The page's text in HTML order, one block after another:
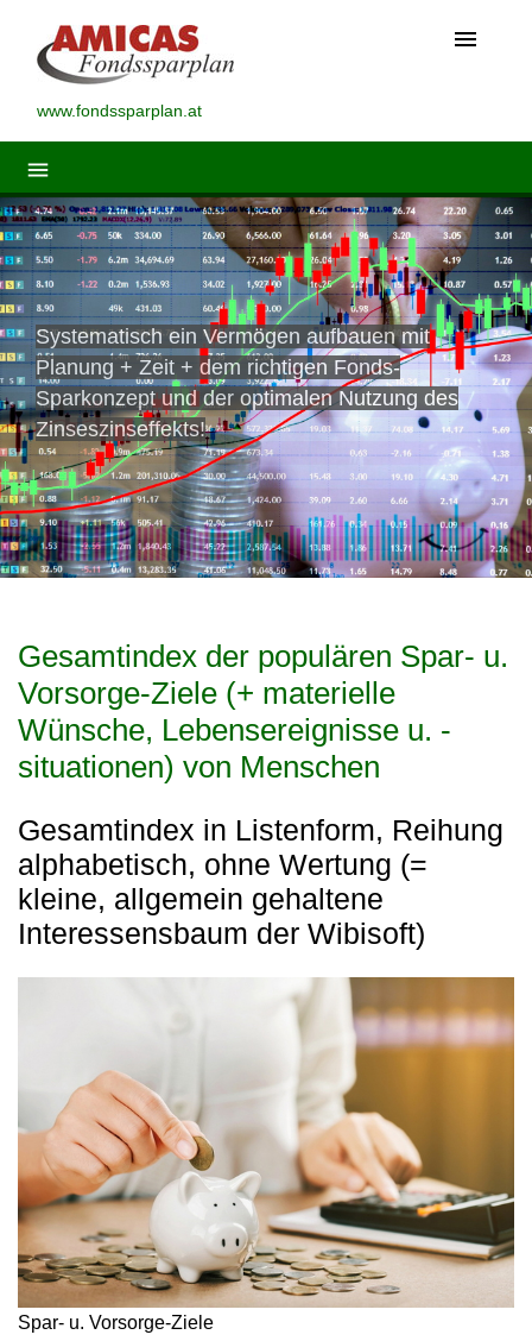
menu
www.fondssparplan.at
menu
Systematisch ein Vermögen aufbauen mit
Planung + Zeit + dem richtigen Fonds-
Sparkonzept und der optimalen Nutzung des
Zinseszinseffekts!
Gesamtindex der populären Spar- u.
Vorsorge-Ziele (+ materielle
Wünsche, Lebensereignisse u. -
situationen) von Menschen
Gesamtindex in Listenform, Reihung
alphabetisch, ohne Wertung (=
kleine, allgemein gehaltene
Interessensbaum der Wibisoft)
Spar- u. Vorsorge-Ziele